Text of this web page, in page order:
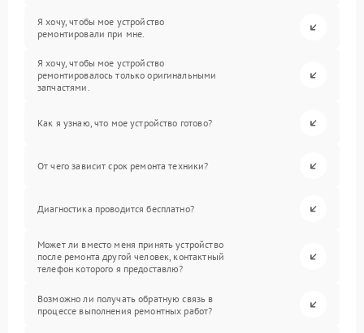
Я хочу, чтобы мое устройство
ремонтировали при мне.
Я хочу, чтобы мое устройство
ремонтировалось только оригинальными
запчастями.
Как я узнаю, что мое устройство готово?
От чего зависит срок ремонта техники?
Диагностика проводится бесплатно?
Может ли вместо меня принять устройство
после ремонта другой человек, контактный
телефон которого я предоставлю?
Возможно ли получать обратную связь в
процессе выполнения ремонтных работ?